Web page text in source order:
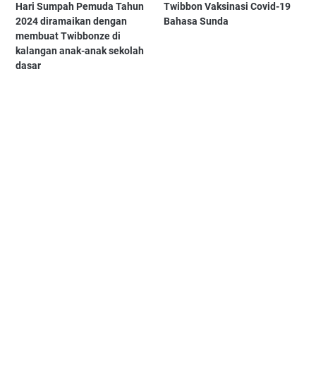
Hari Sumpah Pemuda Tahun
2024 diramaikan dengan
membuat Twibbonze di
kalangan anak-anak sekolah
dasar
Twibbon Vaksinasi Covid-19
Bahasa Sunda